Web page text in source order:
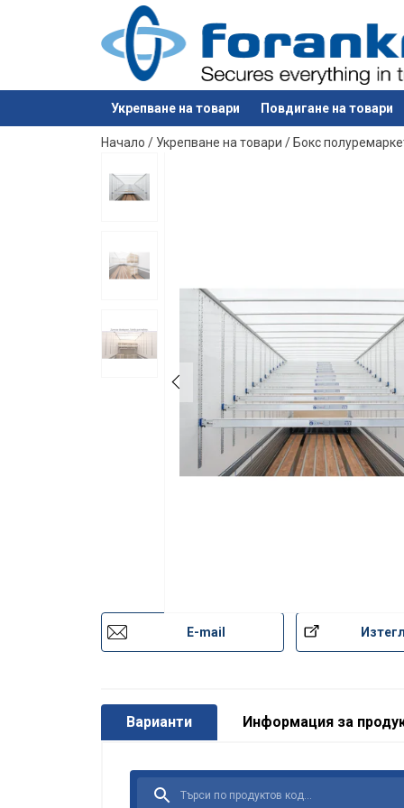
Укрепване на товари Повдигане на товари
е добавен към вашето запитване
Начало / Укрепване на товари / Бокс
E-mail
Варианти Информация за
Материал:
Маркировка: